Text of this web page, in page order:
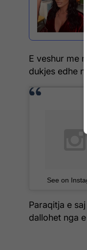
E veshur me
dukjes edhe
See on
Paraqitja e
dallohet nga